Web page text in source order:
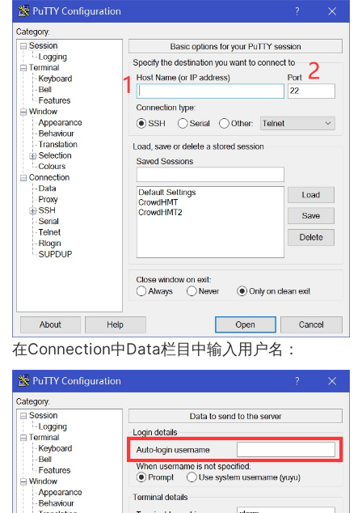
在Connection中Data栏目中输入用户名：